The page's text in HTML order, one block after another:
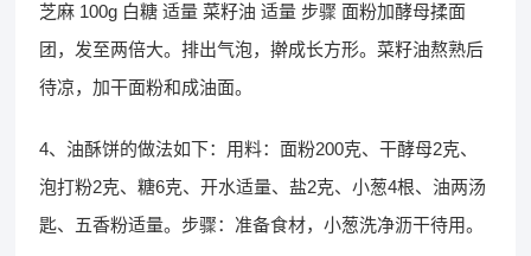
芝麻 100g 白糖 适量 菜籽油 适量 步骤 面粉加酵母揉面
团，发至两倍大。排出气泡，擀成长方形。菜籽油熬熟后
待凉，加干面粉和成油面。
4、油酥饼的做法如下：用料：面粉200克、干酵母2克、
泡打粉2克、糖6克、开水适量、盐2克、小葱4根、油两汤
匙、五香粉适量。步骤：准备食材，小葱洗净沥干待用。